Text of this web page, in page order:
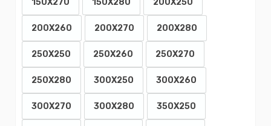
150X270 150X280 200X250
200X260 200X270 200X280
250X250 250X260 250X270
250X280 300X250 300X260
300X270 300X280 350X250